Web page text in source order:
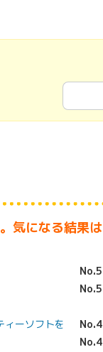
気になる結果
ィーソフトを